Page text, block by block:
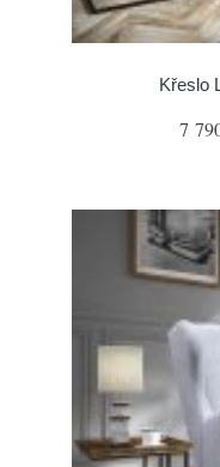
Křeslo
7